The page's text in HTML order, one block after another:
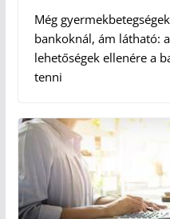
Még
bankoknál, ám látható:
lehetőségek ellenére a
tenni